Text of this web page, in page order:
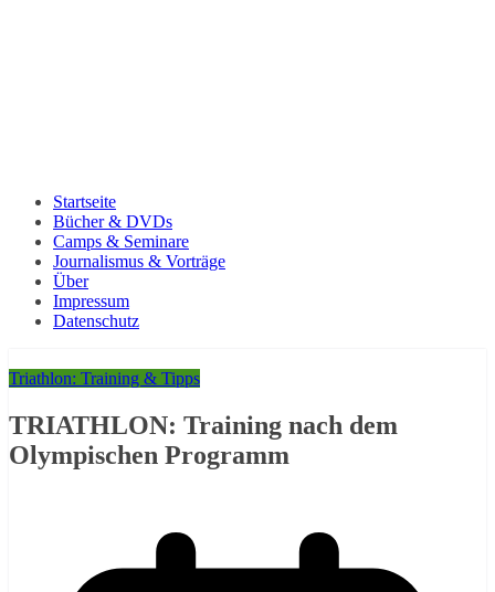
Startseite
Bücher & DVDs
Camps & Seminare
Journalismus & Vorträge
Über
Impressum
Datenschutz
Triathlon: Training & Tipps
TRIATHLON: Training nach dem
Olympischen Programm